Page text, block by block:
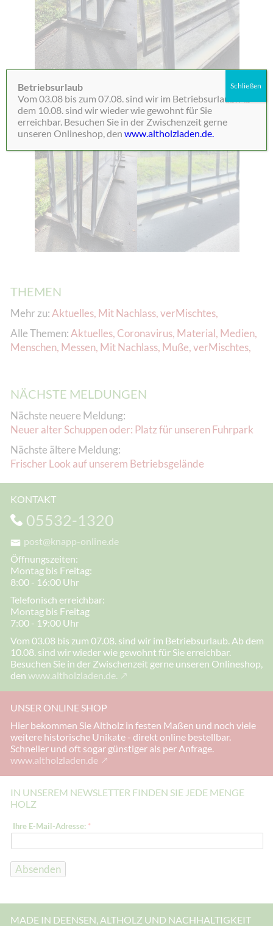
THEMEN
Mehr zu:Aktuelles, Mit Nachlass,verMischtes,
Alle Themen:Aktuelles, Coronavirus, Material, Medien,
Menschen, Messen, Mit Nachlass, Muße,verMischtes,
NÄCHSTE MELDUNGEN
Nächste neuere Meldung:
Neuer alter Schuppen oder: Platz für unseren Fuhrpark
Nächste ältere Meldung:
Frischer Look auf unserem Betriebsgelände
KONTAKT
05532-1320
post@knapp-online.de
Öffnungszeiten:
Montag bis Freitag:
8:00 - 16:00 Uhr
Telefonisch erreichbar:
Montag bis Freitag
7:00 - 19:00 Uhr
Vom 03.08 bis zum 07.08. sind wir im Betriebsurlaub. Ab dem
10.08. sind wir wieder wie gewohnt für Sie erreichbar.
Besuchen Sie in der Zwischenzeit gerne unseren Onlineshop,
den www.altholzladen.de.
UNSER ONLINE SHOP
Hier bekommen Sie Altholz in festen Maßen und noch viele
weitere historische Unikate - direkt online bestellbar.
Schneller und oft sogar günstiger als per Anfrage.
www.altholzladen.de
IN UNSEREM NEWSLETTER FINDEN SIE JEDE MENGE
HOLZ
E
M
l
d
e
Ihre E-Mail-Adresse: *
Absenden
MADE IN DEENSEN, ALTHOLZ UND NACHHALTIGKEIT
Betriebsurlaub
Vom 03.08 bis zum 07.08. sind wir im Betriebsurlaub. Ab
dem 10.08. sind wir wieder wie gewohnt für Sie
erreichbar. Besuchen Sie in der Zwischenzeit gerne
unseren Onlineshop, denwww.altholzladen.de.
Schließen